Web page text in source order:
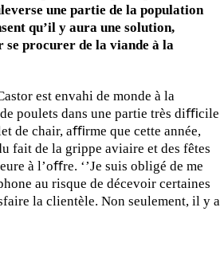
une partie de la population
qu’il y aura une solution,
se procurer de la viande à la
est envahi de monde à la
poulets dans une partie très diﬃcile
de chair, aﬃrme que cette année,
fait de la grippe aviaire et des fêtes
à l’oﬀre. ‘’Je suis obligé de me
au risque de décevoir certaines
la clientèle. Non seulement, il y a